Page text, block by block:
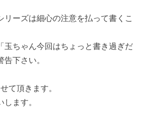
リーズは細心の注意を払って書くこ
玉ちゃん今回はちょっと書き過ぎだ
下さい。
て頂きます。
ます。